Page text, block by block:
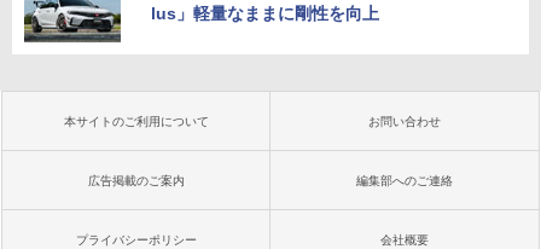
lus」軽量なままに剛性を向上
本サイトのご利用について お問い合わせ
広告掲載のご案内 編集部へのご連絡
プライバシーポリシー 会社概要